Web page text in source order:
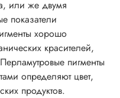
двух тонов, когда
угла зрения, например,
Продукция,
эффектно
продукту
или «радужный»
или же двумя
показатели
хорошо
красителей,
пигменты
определяют цвет,
продуктов.